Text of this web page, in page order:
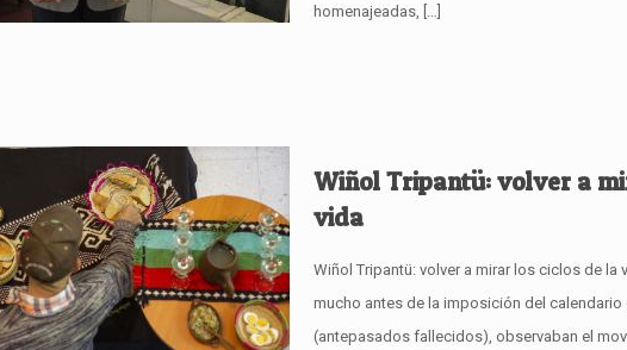
homenajeadas, […]
Wiñol Tripantü: volver a
vida
Wiñol Tripantü: volver a mirar los ciclos de
mucho antes de la imposición del
(antepasados fallecidos), observaban el